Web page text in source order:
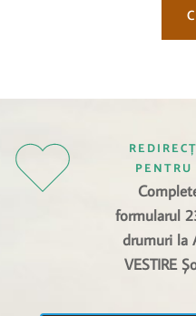
formularul
drumuri la
VESTIRE